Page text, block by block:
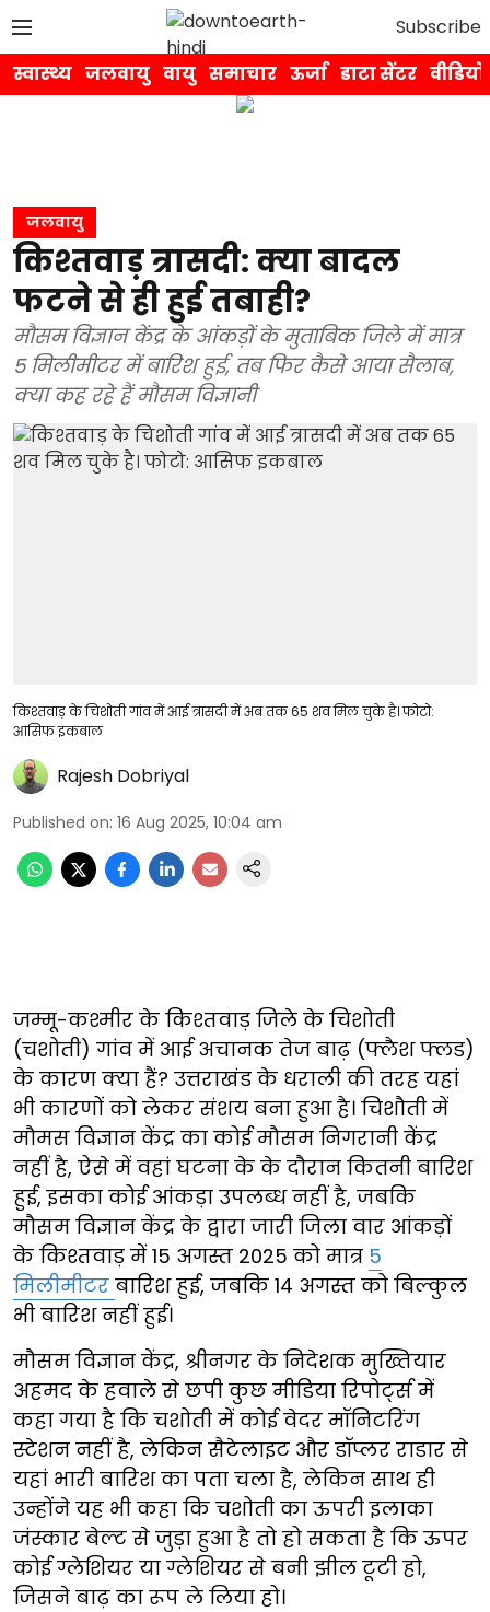
Subscribe
स्वास्थ्य जलवायु वायु समाचार ऊर्जा डाटा सेंटर वीडियो
जलवायु
किश्तवाड़ त्रासदी: क्या बादल
फटने से ही हुई तबाही?
मौसम विज्ञान केंद्र के आंकड़ों के मुताबिक जिले में मात्र
5 मिलीमीटर में बारिश हुई, तब फिर कैसे आया सैलाब,
क्या कह रहे हैं मौसम विज्ञानी
किश्तवाड़ के चिशोती गांव में आई त्रासदी में अब तक 65 शव मिल चुके है। फोटो:
आसिफ इकबाल
Rajesh Dobriyal
Published on: 16 Aug 2025, 10:04 am
जम्मू-कश्मीर के किश्तवाड़ जिले के चिशोती
(चशोती) गांव में आई अचानक तेज बाढ़ (फ्लैश फ्लड)
के कारण क्या हैं? उत्तराखंड के धराली की तरह यहां
भी कारणों को लेकर संशय बना हुआ है। चिशौती में
मौमस विज्ञान केंद्र का कोई मौसम निगरानी केंद्र
नहीं है, ऐसे में वहां घटना के के दौरान कितनी बारिश
हुई, इसका कोई आंकड़ा उपलब्ध नहीं है, जबकि
मौसम विज्ञान केंद्र के द्वारा जारी जिला वार आंकड़ों
के किश्तवाड़ में 15 अगस्त 2025 को मात्र 5
मिलीमीटर बारिश हुई, जबकि 14 अगस्त को बिल्कुल
भी बारिश नहीं हुई।
मौसम विज्ञान केंद्र, श्रीनगर के निदेशक मुख्तियार
अहमद के हवाले से छपी कुछ मीडिया रिपोर्ट्स में
कहा गया है कि चशोती में कोई वेदर मॉनिटरिंग
स्टेशन नहीं है, लेकिन सैटेलाइट और डॉप्लर राडार से
यहां भारी बारिश का पता चला है, लेकिन साथ ही
उन्होंने यह भी कहा कि चशोती का ऊपरी इलाका
जंस्कार बेल्ट से जुड़ा हुआ है तो हो सकता है कि ऊपर
कोई ग्लेशियर या ग्लेशियर से बनी झील टूटी हो,
जिसने बाढ़ का रूप ले लिया हो।